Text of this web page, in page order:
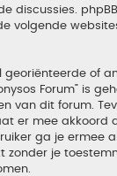
discussies.
volgende
of
Forum” is
van dit forum.
mee akkoord
ga je ermee
je